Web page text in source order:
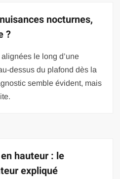
nocturnes,
?
le long d’une
dessus du plafond dès la
semble évident, mais
hauteur : le
expliqué